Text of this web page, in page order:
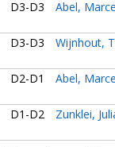
D3-D3 Abel,
D3-D3 Wijnhout,
D2-D1 Abel,
D1-D2 Zunklei,